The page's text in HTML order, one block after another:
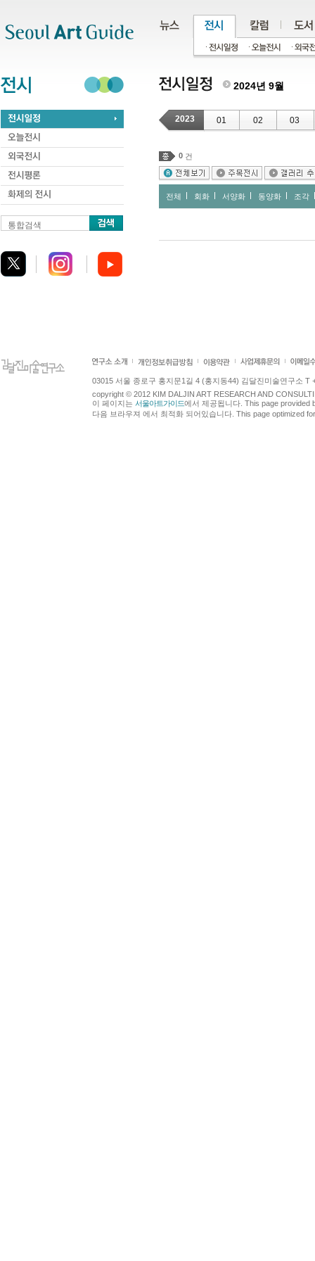
통합검색
2024년 9월
2023 01 02 03
0 건
전체 회화 서양화 동양화 조각
03015 서울 종로구 홍지문1길 4 (홍지동44) 김달진미술연구소 T
copyright © 2012 KIM DALJIN ART RESEARCH AND
이 페이지는 서울아트가이드에서 제공됩니다. This page provided
다음 브라우져 에서 최적화 되어있습니다. This page optimized